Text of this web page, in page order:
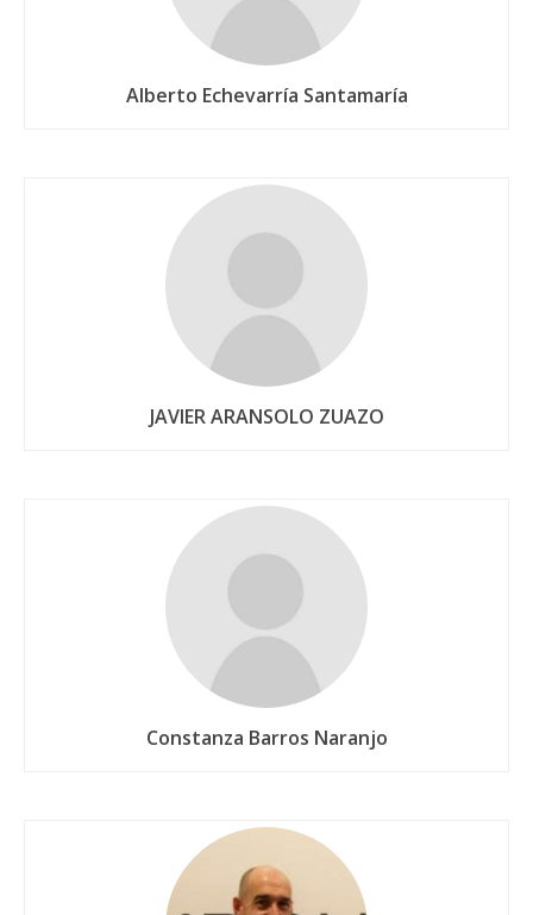
Alberto Echevarría Santamaría
JAVIER ARANSOLO ZUAZO
Constanza Barros Naranjo